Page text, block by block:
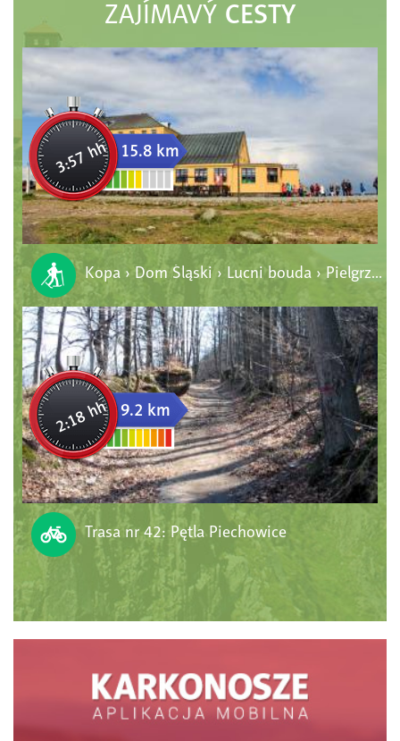
ZAJÍMAVÝ CESTY
3:57 hh 15.8 km
Kopa › Dom Śląski › Lucni bouda › Pielgrzymy › Polana › Karpacz
2:18 hh 9.2 km
Trasa nr 42: Pętla Piechowice